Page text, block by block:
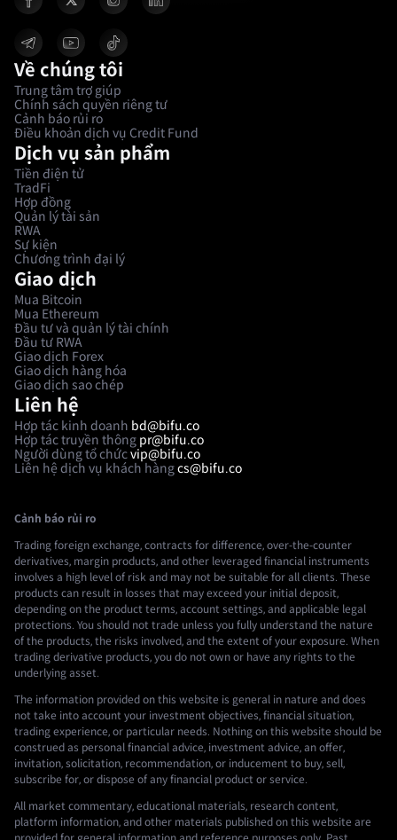
Về chúng tôi
Trung tâm trợ giúp
Chính sách quyền riêng tư
Cảnh báo rủi ro
Điều khoản dịch vụ Credit Fund
Dịch vụ sản phẩm
Tiền điện tử
TradFi
Hợp đồng
Quản lý tài sản
RWA
Sự kiện
Chương trình đại lý
Giao dịch
Mua Bitcoin
Mua Ethereum
Đầu tư và quản lý tài chính
Đầu tư RWA
Giao dịch Forex
Giao dịch hàng hóa
Giao dịch sao chép
Liên hệ
Hợp tác kinh doanh bd@bifu.co
Hợp tác truyền thông pr@bifu.co
Người dùng tổ chứcvip@bifu.co
Liên hệ dịch vụ khách hàngcs@bifu.co
Cảnh báo rủi ro
Trading foreign exchange, contracts for difference, over-the-counter
derivatives, margin products, and other leveraged financial instruments
involves a high level of risk and may not be suitable for all clients. These
products can result in losses that may exceed your initial deposit,
depending on the product terms, account settings, and applicable legal
protections. You should not trade unless you fully understand the nature
of the products, the risks involved, and the extent of your exposure. When
trading derivative products, you do not own or have any rights to the
underlying asset.
The information provided on this website is general in nature and does
not take into account your investment objectives, financial situation,
trading experience, or particular needs. Nothing on this website should be
construed as personal financial advice, investment advice, an offer,
invitation, solicitation, recommendation, or inducement to buy, sell,
subscribe for, or dispose of any financial product or service.
All market commentary, educational materials, research content,
platform information, and other materials published on this website are